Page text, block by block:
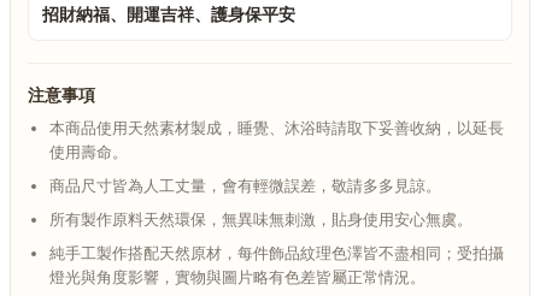
招財納福、開運吉祥、護身保平安
注意事項
本商品使用天然素材製成，睡覺、沐浴時請取下妥善收納，以延長
使用壽命。
商品尺寸皆為人工丈量，會有輕微誤差，敬請多多見諒。
所有製作原料天然環保，無異味無刺激，貼身使用安心無虞。
純手工製作搭配天然原材，每件飾品紋理色澤皆不盡相同；受拍攝
燈光與角度影響，實物與圖片略有色差皆屬正常情況。